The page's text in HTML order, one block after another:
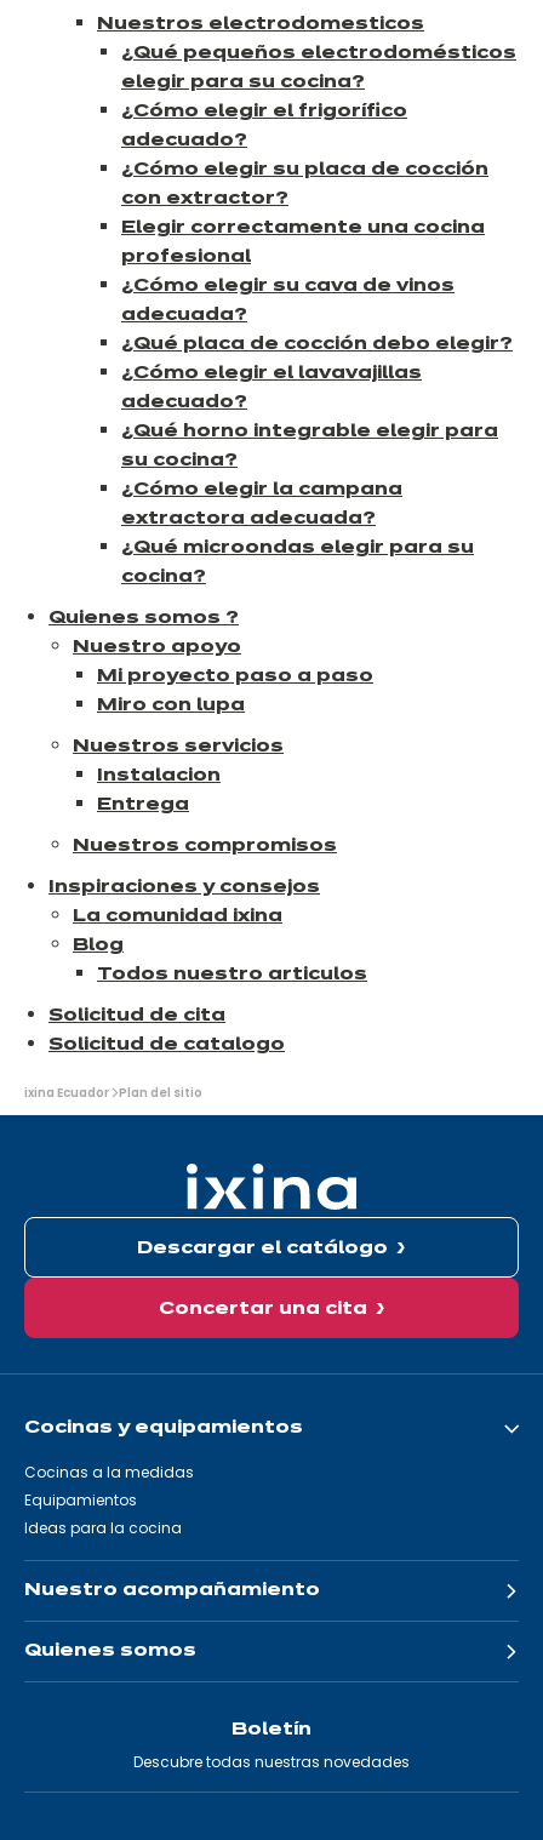
Nuestros electrodomesticos
¿Qué pequeños electrodomésticos
elegir para su cocina?
¿Cómo elegir el frigorífico
adecuado?
¿Cómo elegir su placa de cocción
con extractor?
Elegir correctamente una cocina
profesional
¿Cómo elegir su cava de vinos
adecuada?
¿Qué placa de cocción debo elegir?
¿Cómo elegir el lavavajillas
adecuado?
¿Qué horno integrable elegir para
su cocina?
¿Cómo elegir la campana
extractora adecuada?
¿Qué microondas elegir para su
cocina?
Quienes somos ?
Nuestro apoyo
Mi proyecto paso a paso
Miro con lupa
Nuestros servicios
Instalacion
Entrega
Nuestros compromisos
Inspiraciones y consejos
La comunidad ixina
Blog
Todos nuestro articulos
Solicitud de cita
Solicitud de catalogo
Usted
está
ixina Ecuador Plan del sitio
Descargar el catálogo
Concertar una cita
Cocinas y equipamientos
Cocinas a la medidas
Equipamientos
Ideas para la cocina
Nuestro acompañamiento
Quienes somos
Boletín
Descubre todas nuestras novedades